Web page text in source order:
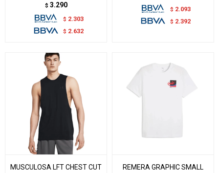
$ 3.290
$ 2.303
$ 2.632
$ 2.093
$ 2.392
MUSCULOSA LFT CHEST CUT
REMERA GRAPHIC SMALL